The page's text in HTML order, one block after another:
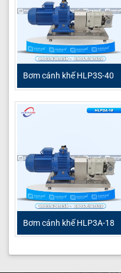
Bơm cánh khế HLP3S-40
Bơm cánh khế HLP3A-18